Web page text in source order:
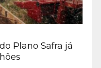
Plano Safra já